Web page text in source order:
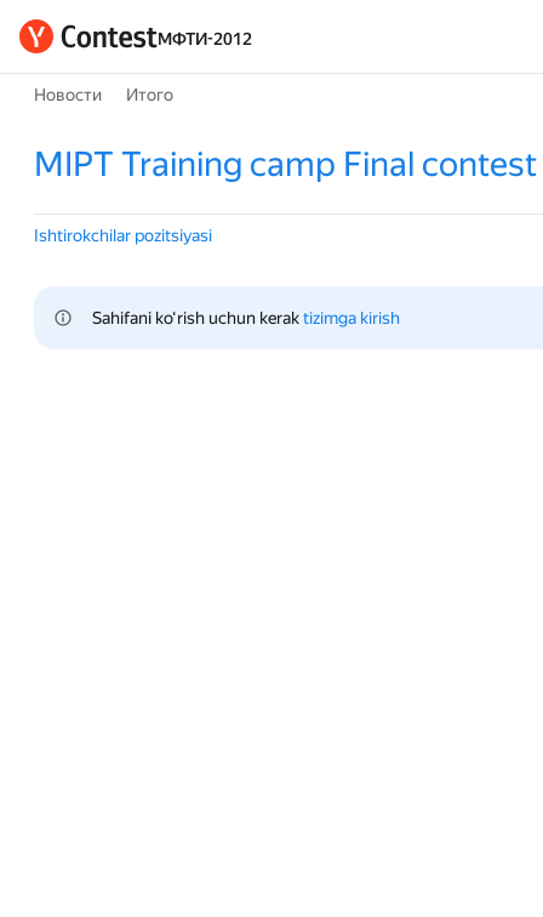
МФТИ-2012
Новости Итого
MIPT Training camp Final
Ishtirokchilar pozitsiyasi
Sahifani ko‘rish uchun kerak tizimga kirish